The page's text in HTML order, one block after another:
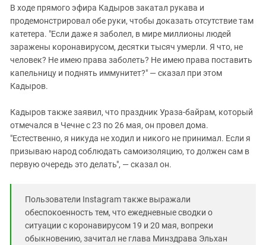
В ходе прямого эфира Кадыров закатал рукава и
продемонстрировал обе руки, чтобы доказать отсутствие там
катетера. "Если даже я заболел, в мире миллионы людей
заражены коронавирусом, десятки тысяч умерли. Я что, не
человек? Не имею права заболеть? Не имею права поставить
капельницу и поднять иммунитет?" — сказал при этом
Кадыров.
Кадыров также заявил, что праздник Ураза-байрам, который
отмечался в Чечне с 23 по 26 мая, он провел дома.
"Естественно, я никуда не ходил и никого не принимал. Если я
призываю народ соблюдать самоизоляцию, то должен сам в
первую очередь это делать", — сказал он.
Пользователи Instagram также выражали
обеспокоенность тем, что ежедневные сводки о
ситуации с коронавирусом 19 и 20 мая, вопреки
обыкновению, зачитал не глава Минздрава Эльхан